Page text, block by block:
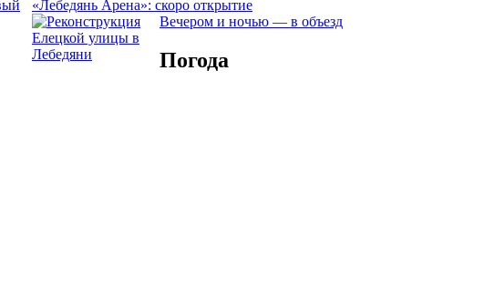
«Лебедянь Арена»: скоро открытие
Вечером и ночью — в объезд
Погода